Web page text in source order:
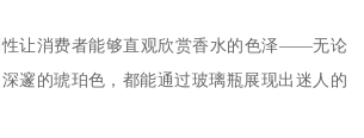
性让消费者能够直观欣赏香水的色泽——无论
邃的琥珀色，都能通过玻璃瓶展现出迷人的